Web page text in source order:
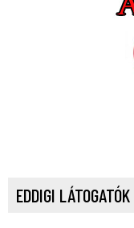
EDDIGI LÁTOGATÓK